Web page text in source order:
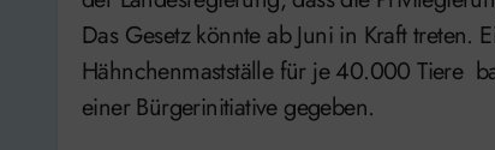
Das Gesetz könnte ab Juni in Kraft treten.
Hähnchenmastställe für je 40.000 Tiere
einer Bürgerinitiative gegeben.